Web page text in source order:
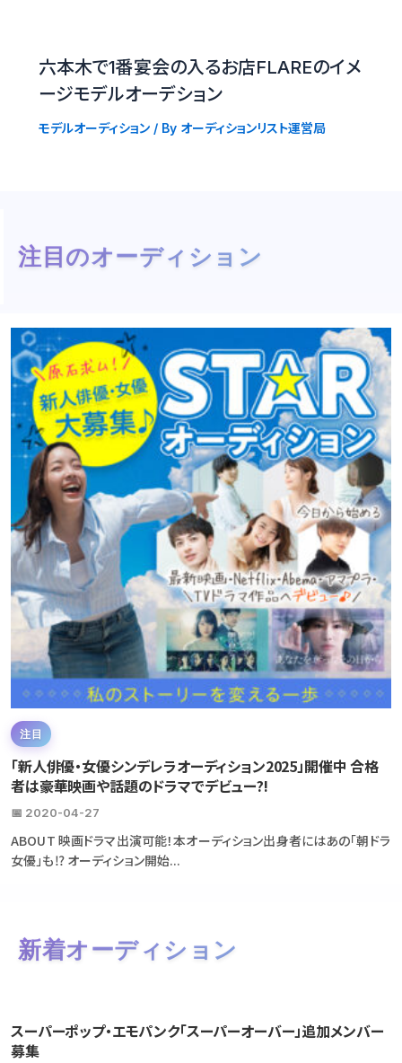
六本木で1番宴会の入るお店FLAREのイメ
ージモデルオーデション
モデルオーディション/ By オーディションリスト運営局
注目のオーディション
注目
「新人俳優・女優シンデレラオーディション2025」開催中 合格
者は豪華映画や話題のドラマでデビュー?!
📅 2020-04-27
ABOUT 映画ドラマ出演可能！本オーディション出身者にはあの「朝ドラ
女優」も⁉ オーディション開始...
新着オーディション
スーパーポップ・エモパンク「スーパーオーバー」追加メンバー
募集